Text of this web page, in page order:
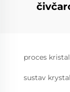
proces
sustav